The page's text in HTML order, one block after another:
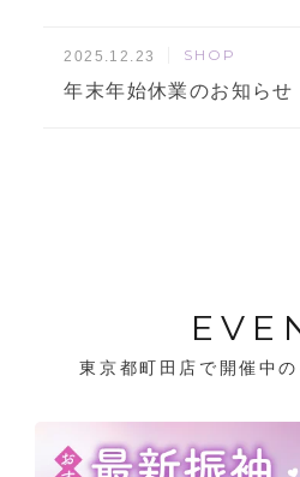
2025.12.23 SHOP
年末年始休業のお知らせ
東京都町田店で開催中